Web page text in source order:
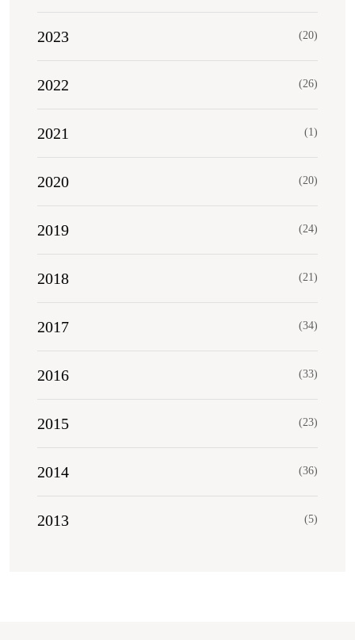
2023 (20)
2022 (26)
2021 (1)
2020 (20)
2019 (24)
2018 (21)
2017 (34)
2016 (33)
2015 (23)
2014 (36)
2013 (5)